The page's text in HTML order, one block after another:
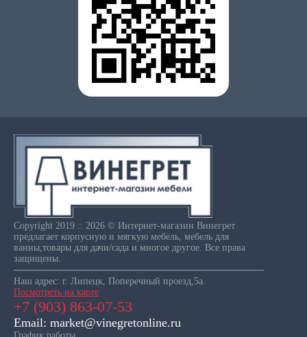
Copyright 2019 :: 2026 © Интернет-магазин Винегрет
предлагает корпусную и мягкую мебель, мебель для
ванны,товары для дачи/сада и многое другое. Все права
защищены.
Наш адрес: г. Липецк, Поперечный проезд,5а.
Посмотреть на карте
+7 (903) 863-07-53
Email: market@vinegretonline.ru